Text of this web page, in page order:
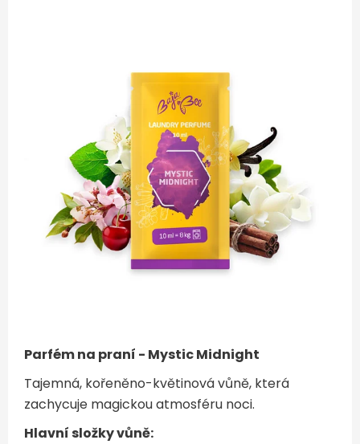
Parfém na praní - Mystic Midnight
Tajemná, kořeněno-květinová vůně, která
zachycuje magickou atmosféru noci.
Hlavní složky vůně: